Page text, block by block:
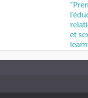
et